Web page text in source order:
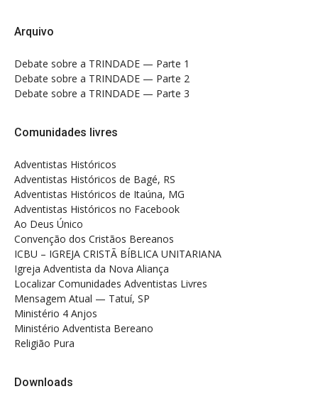
Arquivo
Debate sobre a TRINDADE — Parte 1
Debate sobre a TRINDADE — Parte 2
Debate sobre a TRINDADE — Parte 3
Comunidades livres
Adventistas Históricos
Adventistas Históricos de Bagé, RS
Adventistas Históricos de Itaúna, MG
Adventistas Históricos no Facebook
Ao Deus Único
Convenção dos Cristãos Bereanos
ICBU – IGREJA CRISTÃ BÍBLICA UNITARIANA
Igreja Adventista da Nova Aliança
Localizar Comunidades Adventistas Livres
Mensagem Atual — Tatuí, SP
Ministério 4 Anjos
Ministério Adventista Bereano
Religião Pura
Downloads